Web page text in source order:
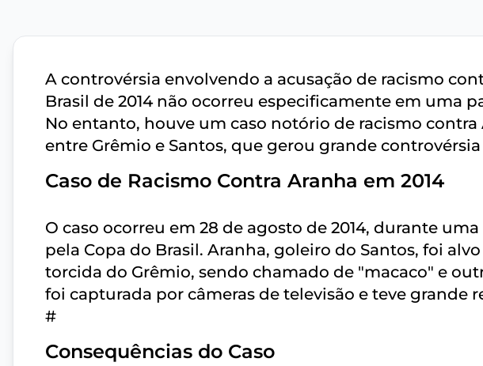
A controvérsia envolvendo a acusação de racismo
Brasil de 2014 não ocorreu especificamente em uma
No entanto, houve um caso notório de racismo
entre Grêmio e Santos, que gerou grande
Caso de Racismo Contra Aranha em 2014
O caso ocorreu em 28 de agosto de 2014, durante
pela Copa do Brasil. Aranha, goleiro do Santos, foi
torcida do Grêmio, sendo chamado de "macaco" e
foi capturada por câmeras de televisão e teve grande
#
Consequências do Caso